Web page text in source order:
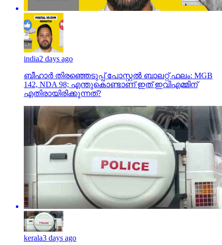
india2 days ago
ബീഹാർ തിരഞ്ഞെടുപ്പ് പോസ്റ്റൽ ബാലറ്റ് ഫലം: MGB
142, NDA 98; എന്തുകൊണ്ടാണ് ഇത് ഇവിഎമ്മിന്
എതിരായിരിക്കുന്നത്?
kerala3 days ago